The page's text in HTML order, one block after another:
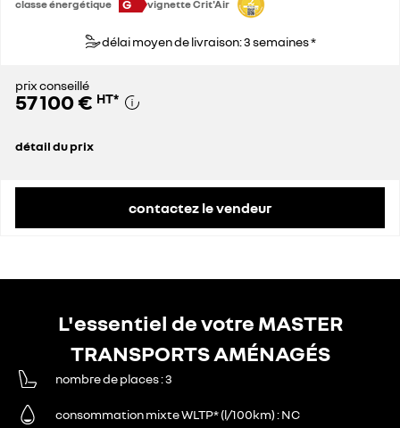
classe énergétique G vignette Crit'Air
délai moyen de livraison: 3 semaines *
prix conseillé
57 100 € HT*
détail du prix
contactez le vendeur
L'essentiel de votre MASTER
TRANSPORTS AMÉNAGÉS
nombre de places 3
consommation mixte WLTP* (l/100km) NC